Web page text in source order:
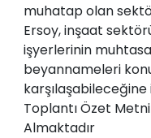
muhatap olan
Ersoy, inşaat
işyerlerinin
beyannameleri
karşılaşabileceğine
Toplantı Özet
Almaktadır